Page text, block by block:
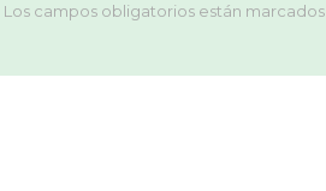
Los campos obligatorios están marcados